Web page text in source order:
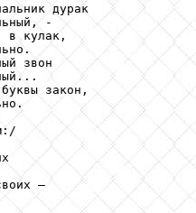
дурак
-
в кулак,
звон
закон,
–